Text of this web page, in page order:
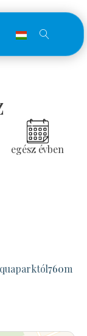
egész évben
760m